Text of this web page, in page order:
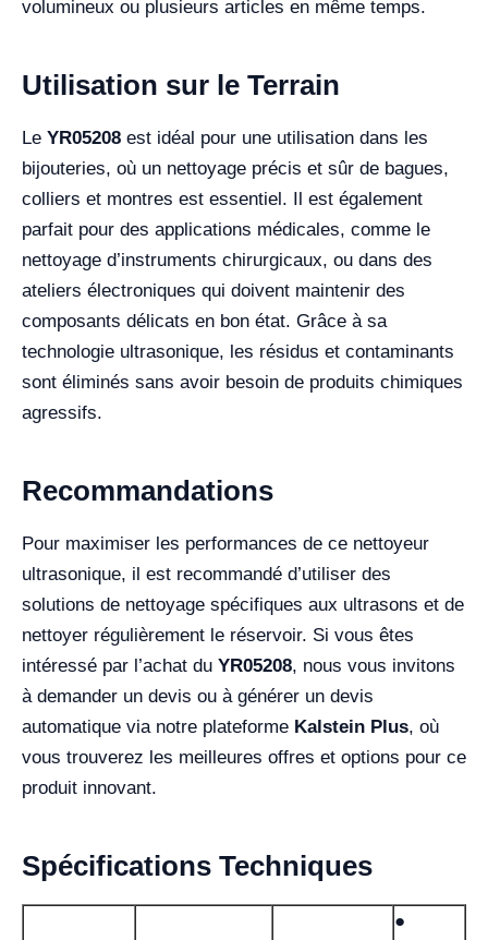
volumineux ou plusieurs articles en même temps.
Utilisation sur le Terrain
Le YR05208 est idéal pour une utilisation dans les
bijouteries, où un nettoyage précis et sûr de bagues,
colliers et montres est essentiel. Il est également
parfait pour des applications médicales, comme le
nettoyage d’instruments chirurgicaux, ou dans des
ateliers électroniques qui doivent maintenir des
composants délicats en bon état. Grâce à sa
technologie ultrasonique, les résidus et contaminants
sont éliminés sans avoir besoin de produits chimiques
agressifs.
Recommandations
Pour maximiser les performances de ce nettoyeur
ultrasonique, il est recommandé d’utiliser des
solutions de nettoyage spécifiques aux ultrasons et de
nettoyer régulièrement le réservoir. Si vous êtes
intéressé par l’achat du YR05208, nous vous invitons
à demander un devis ou à générer un devis
automatique via notre plateforme Kalstein Plus, où
vous trouverez les meilleures offres et options pour ce
produit innovant.
Spécifications Techniques
●